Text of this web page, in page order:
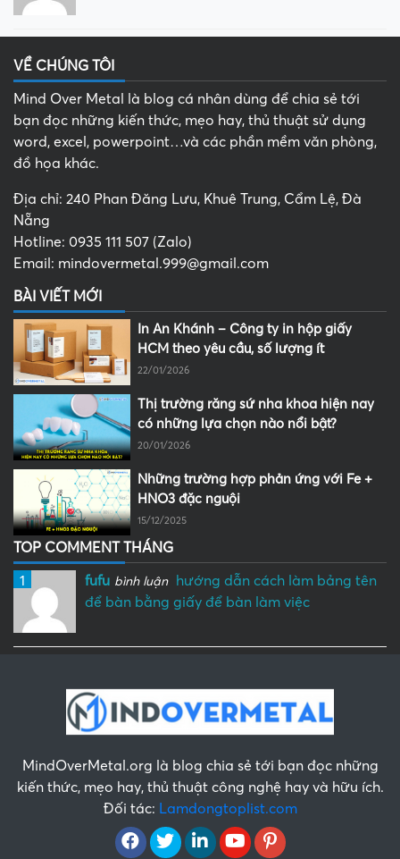
VỀ CHÚNG TÔI
Mind Over Metal là blog cá nhân dùng để chia sẻ tới
bạn đọc những kiến thức, mẹo hay, thủ thuật sử dụng
word, excel, powerpoint…và các phần mềm văn phòng,
đồ họa khác.
Địa chỉ: 240 Phan Đăng Lưu, Khuê Trung, Cẩm Lệ, Đà
Nẵng
Hotline: 0935 111 507 (Zalo)
Email: mindovermetal.999@gmail.com
BÀI VIẾT MỚI
In An Khánh – Công ty in hộp giấy
HCM theo yêu cầu, số lượng ít
22/01/2026
Thị trường răng sứ nha khoa hiện nay
có những lựa chọn nào nổi bật?
20/01/2026
Những trường hợp phản ứng với Fe +
HNO3 đặc nguội
15/12/2025
TOP COMMENT THÁNG
1 fufu bình luận
hướng dẫn cách làm bảng tên
để bàn bằng giấy để bàn làm việc
MindOverMetal.org là blog chia sẻ tới bạn đọc những
kiến thức, mẹo hay, thủ thuật công nghệ hay và hữu ích.
Đối tác: Lamdongtoplist.com